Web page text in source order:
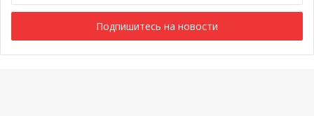
адрес